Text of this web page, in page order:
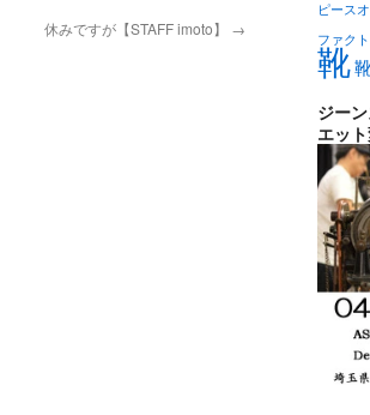
休みですが【STAFF imoto】 →
ピース
ファク
靴
ジー
エット